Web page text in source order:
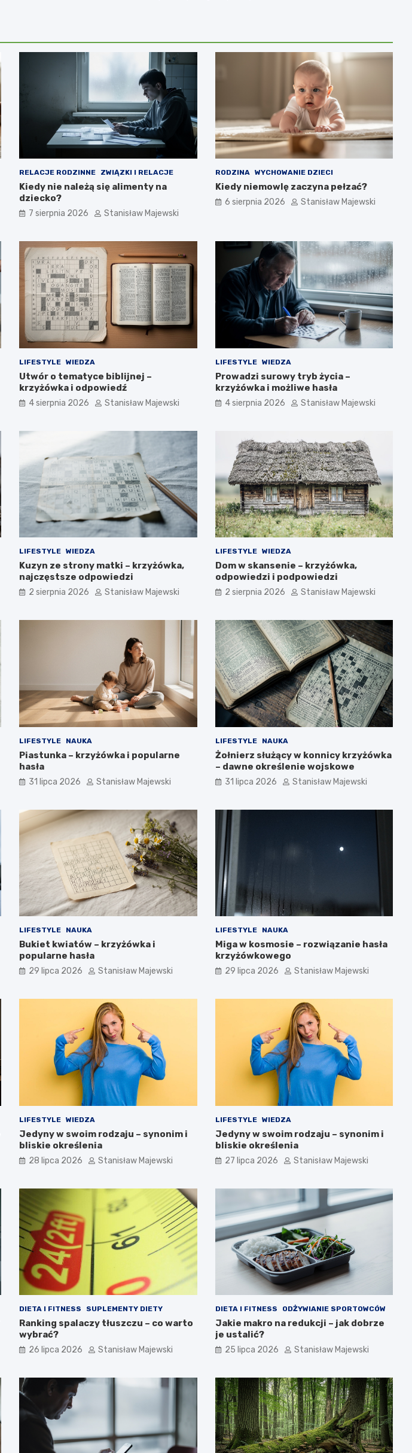
RELACJE RODZINNE ZWIĄZKI I RELACJE
Kiedy nie należą się alimenty na
dziecko?
7 sierpnia 2026 Stanisław Majewski
RODZINA WYCHOWANIE DZIECI
Kiedy niemowlę zaczyna pełzać?
6 sierpnia 2026 Stanisław Majewski
LIFESTYLE WIEDZA
Utwór o tematyce biblijnej –
krzyżówka i odpowiedź
4 sierpnia 2026 Stanisław Majewski
LIFESTYLE WIEDZA
Prowadzi surowy tryb życia –
krzyżówka i możliwe hasła
4 sierpnia 2026 Stanisław Majewski
LIFESTYLE WIEDZA
Kuzyn ze strony matki – krzyżówka,
najczęstsze odpowiedzi
2 sierpnia 2026 Stanisław Majewski
LIFESTYLE WIEDZA
Dom w skansenie – krzyżówka,
odpowiedzi i podpowiedzi
2 sierpnia 2026 Stanisław Majewski
LIFESTYLE NAUKA
Piastunka – krzyżówka i popularne
hasła
31 lipca 2026 Stanisław Majewski
LIFESTYLE NAUKA
Żołnierz służący w konnicy krzyżówka
– dawne określenie wojskowe
31 lipca 2026 Stanisław Majewski
LIFESTYLE NAUKA
Bukiet kwiatów – krzyżówka i
popularne hasła
29 lipca 2026 Stanisław Majewski
LIFESTYLE NAUKA
Miga w kosmosie – rozwiązanie hasła
krzyżówkowego
29 lipca 2026 Stanisław Majewski
LIFESTYLE WIEDZA
Jedyny w swoim rodzaju – synonim i
bliskie określenia
28 lipca 2026 Stanisław Majewski
LIFESTYLE WIEDZA
Jedyny w swoim rodzaju – synonim i
bliskie określenia
27 lipca 2026 Stanisław Majewski
DIETA I FITNESS SUPLEMENTY DIETY
Ranking spalaczy tłuszczu – co warto
wybrać?
26 lipca 2026 Stanisław Majewski
DIETA I FITNESS ODŻYWIANIE SPORTOWCÓW
Jakie makro na redukcji – jak dobrze
je ustalić?
25 lipca 2026 Stanisław Majewski